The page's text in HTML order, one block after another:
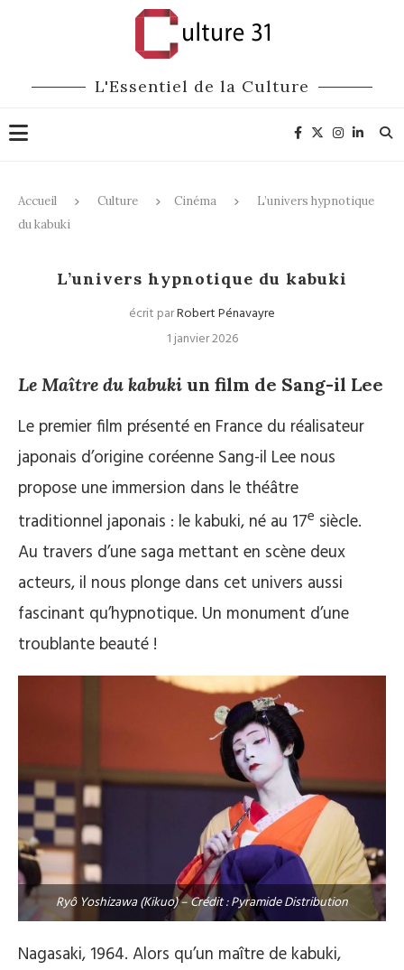
L'Essentiel de la Culture
Accueil Culture Cinéma
L’univers hypnotique
du kabuki
L’univers hypnotique du kabuki
écrit parRobert Pénavayre
1 janvier 2026
Le Maître du kabuki un film de Sang-il Lee
Le premier film présenté en France du réalisateur
japonais d’origine coréenne Sang-il Lee nous
propose une immersion dans le théâtre
traditionnel japonais : le kabuki, né au 17e siècle.
Au travers d’une saga mettant en scène deux
acteurs, il nous plonge dans cet univers aussi
fascinant qu’hypnotique. Un monument d’une
troublante beauté !
Ryô Yoshizawa (Kikuo) – Crédit : Pyramide Distribution
Nagasaki, 1964. Alors qu’un maître de kabuki,